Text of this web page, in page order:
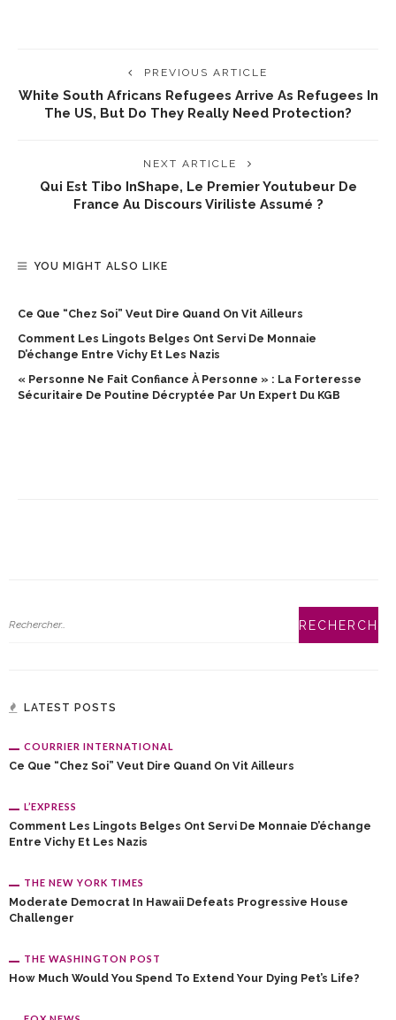
PREVIOUS ARTICLE
White South Africans Refugees Arrive As Refugees In
The US, But Do They Really Need Protection?
NEXT ARTICLE
Qui Est Tibo InShape, Le Premier Youtubeur De
France Au Discours Viriliste Assumé ?
YOU MIGHT ALSO LIKE
Ce Que “chez Soi” Veut Dire Quand On Vit Ailleurs
Comment Les Lingots Belges Ont Servi De Monnaie
D’échange Entre Vichy Et Les Nazis
« Personne Ne Fait Confiance À Personne » : La Forteresse
Sécuritaire De Poutine Décryptée Par Un Expert Du KGB
LATEST POSTS
COURRIER INTERNATIONAL
Ce Que “chez Soi” Veut Dire Quand On Vit Ailleurs
L’EXPRESS
Comment Les Lingots Belges Ont Servi De Monnaie D’échange
Entre Vichy Et Les Nazis
THE NEW YORK TIMES
Moderate Democrat In Hawaii Defeats Progressive House
Challenger
THE WASHINGTON POST
How Much Would You Spend To Extend Your Dying Pet’s Life?